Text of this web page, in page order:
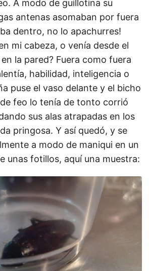
A modo de guillotina su
antenas asomaban por fuera
dentro, no lo apachurres!
mi cabeza, o venía desde el
la pared? Fuera como fuera
habilidad, inteligencia o
puse el vaso delante y el bicho
feo lo tenía de tonto corrió
sus alas atrapadas en los
pringosa. Y así quedó, y se
a modo de maniqui en un
unas fotillos, aquí una muestra: